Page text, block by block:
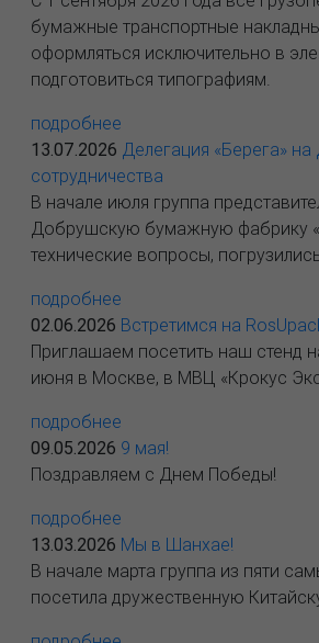
бумажные транспортные
оформляться исключительно в
подготовиться типографиям.
подробнее
13.07.2026 Делегация «Берега»
сотрудничества
В начале июля группа
Добрушскую бумажную фабрику
технические вопросы,
подробнее
02.06.2026 Встретимся на
Приглашаем посетить наш стенд
июня в Москве, в МВЦ «Крокус
подробнее
09.05.2026 9 мая!
Поздравляем с Днем Победы!
подробнее
13.03.2026 Мы в Шанхае!
В начале марта группа из пяти
посетила дружественную